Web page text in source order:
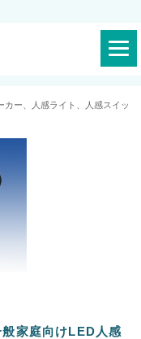
カー、人感ライト、人感スイッ
家庭向けLED人感